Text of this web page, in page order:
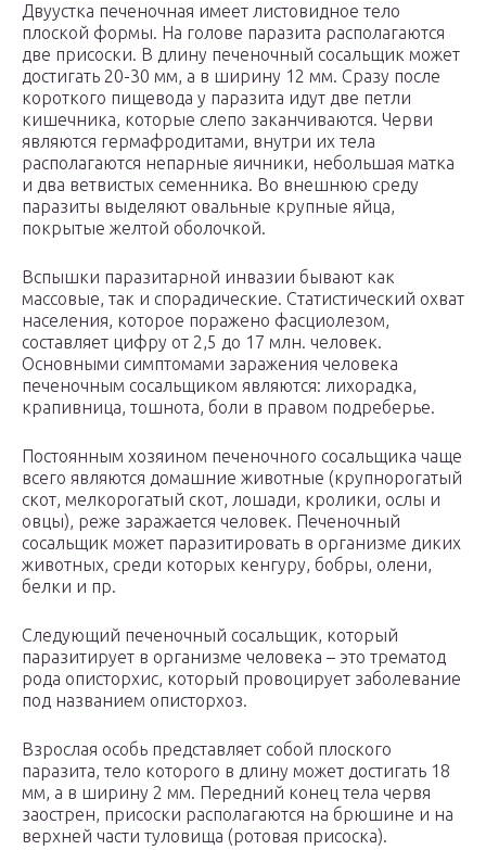
Двуустка печеночная имеет листовидное тело
плоской формы. На голове паразита располагаются
две присоски. В длину печеночный сосальщик может
достигать 20-30 мм, а в ширину 12 мм. Сразу после
короткого пищевода у паразита идут две петли
кишечника, которые слепо заканчиваются. Черви
являются гермафродитами, внутри их тела
располагаются непарные яичники, небольшая матка
и два ветвистых семенника. Во внешнюю среду
паразиты выделяют овальные крупные яйца,
покрытые желтой оболочкой.
Вспышки паразитарной инвазии бывают как
массовые, так и спорадические. Статистический охват
населения, которое поражено фасциолезом,
составляет цифру от 2,5 до 17 млн. человек.
Основными симптомами заражения человека
печеночным сосальщиком являются: лихорадка,
крапивница, тошнота, боли в правом подреберье.
Постоянным хозяином печеночного сосальщика чаще
всего являются домашние животные (крупнорогатый
скот, мелкорогатый скот, лошади, кролики, ослы и
овцы), реже заражается человек. Печеночный
сосальщик может паразитировать в организме диких
животных, среди которых кенгуру, бобры, олени,
белки и пр.
Следующий печеночный сосальщик, который
паразитирует в организме человека – это трематод
рода описторхис, который провоцирует заболевание
под названием описторхоз.
Взрослая особь представляет собой плоского
паразита, тело которого в длину может достигать 18
мм, а в ширину 2 мм. Передний конец тела червя
заострен, присоски располагаются на брюшине и на
верхней части туловища (ротовая присоска).